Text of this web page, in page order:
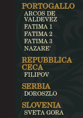
PORTOGALLO
ARCOS DE
VALDEVEZ
FATIMA 1
FATIMA 2
FATIMA 3
NAZARE'
REPUBBLICA
CECA
FILIPOV
SERBIA
DOROSZLO
SLOVENIA
SVETA GORA